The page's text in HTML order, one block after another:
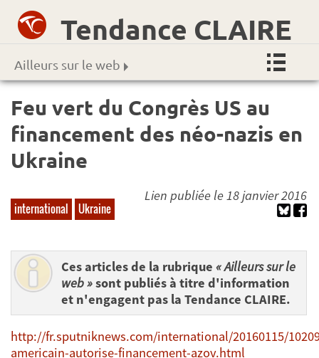
Tendance CLAIRE
Ailleurs sur le web
Feu vert du Congrès US au
financement des néo-nazis en
Ukraine
international Ukraine
Lien publiée le 18 janvier 2016
Ces articles de la rubrique « Ailleurs sur le
web »sont publiés à titre d'information
et n'engagent pas la Tendance CLAIRE.
http://fr.sputniknews.com/international/20160115/
americain-autorise-financement-azov.html